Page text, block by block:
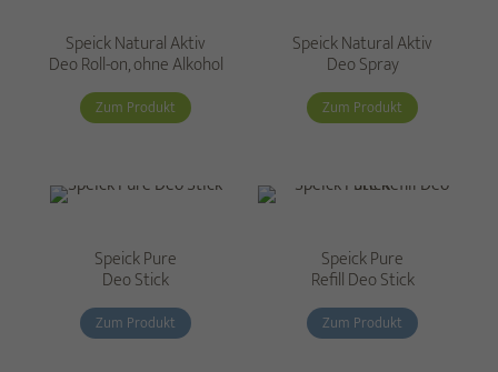
Speick Natural Aktiv
Deo Roll-on, ohne Alkohol
Zum Produkt
Speick Natural Aktiv
Deo Spray
Zum Produkt
Speick Pure
Deo Stick
Zum Produkt
Speick Pure
Refill Deo Stick
Zum Produkt